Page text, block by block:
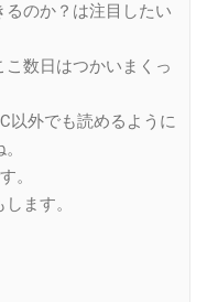
のか？は注目したい
数日はつかいまくっ
以外でも読めるように
。
ます。